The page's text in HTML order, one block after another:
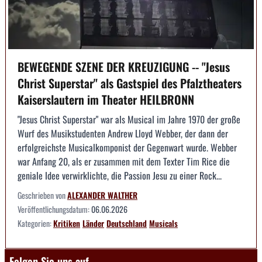
BEWEGENDE SZENE DER KREUZIGUNG -- "Jesus
Christ Superstar" als Gastspiel des Pfalztheaters
Kaiserslautern im Theater HEILBRONN
"Jesus Christ Superstar" war als Musical im Jahre 1970 der große
Wurf des Musikstudenten Andrew Lloyd Webber, der dann der
erfolgreichste Musicalkomponist der Gegenwart wurde. Webber
war Anfang 20, als er zusammen mit dem Texter Tim Rice die
geniale Idee verwirklichte, die Passion Jesu zu einer Rock...
Geschrieben vonALEXANDER WALTHER
Veröffentlichungsdatum:06.06.2026
Kategorien:KritikenLänderDeutschlandMusicals